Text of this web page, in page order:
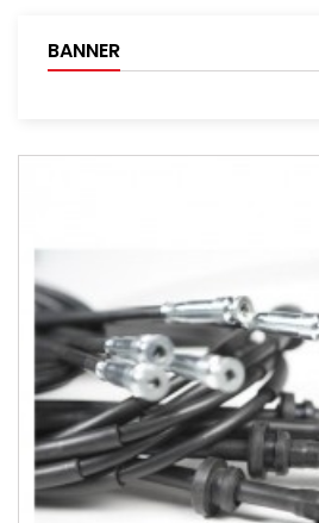
BANNER